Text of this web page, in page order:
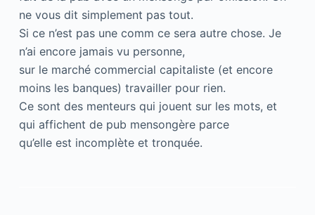
ne vous dit simplement pas tout.
Si ce n’est pas une comm ce sera autre chose. Je
n’ai encore jamais vu personne,
sur le marché commercial capitaliste (et encore
moins les banques) travailler pour rien.
Ce sont des menteurs qui jouent sur les mots, et
qui affichent de pub mensongère parce
qu’elle est incomplète et tronquée.